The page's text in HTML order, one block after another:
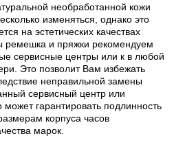
необработанной кожи
изменяться, однако это
на эстетических качествах
ремешка и пряжки рекомендуем
сервисные центры или к в любой
Это позволит Вам избежать
неправильной замены
сервисный центр или
гарантировать подлинность
корпуса часов
марок.